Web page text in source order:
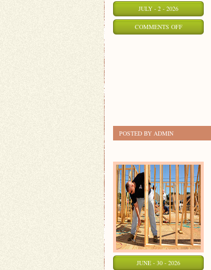
JULY - 2 - 2026
COMMENTS OFFON
POSTED BY ADMIN
JUNE - 30 - 2026